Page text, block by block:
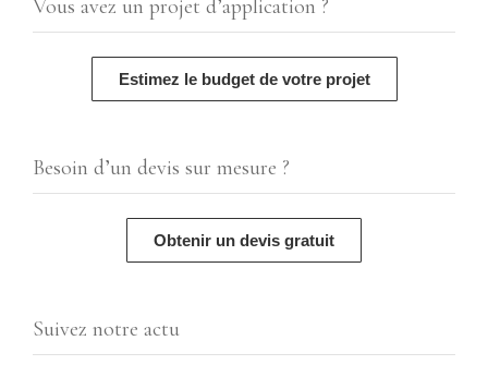
Vous avez un projet d’application ?
Estimez le budget de votre projet
Besoin d’un devis sur mesure ?
Obtenir un devis gratuit
Suivez notre actu